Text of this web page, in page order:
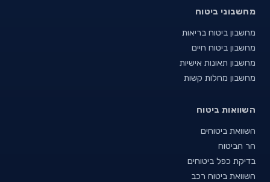
מחשבוני ביטוח
מחשבון ביטוח בריאות
מחשבון ביטוח חיים
מחשבון תאונות אישיות
מחשבון מחלות קשות
השוואות ביטוח
השוואת ביטוחים
הר הביטוח
בדיקת כפל ביטוחים
השוואת ביטוח רכב